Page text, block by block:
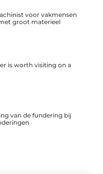
voor vakmensen
groot materieel
is worth visiting on a
van de fundering bij